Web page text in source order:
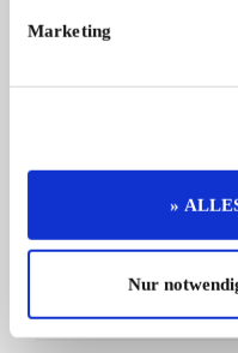
Marketing
»
Nur
ZU CLUB-
Wechseln Sie zur
OLDTIMER MARKT